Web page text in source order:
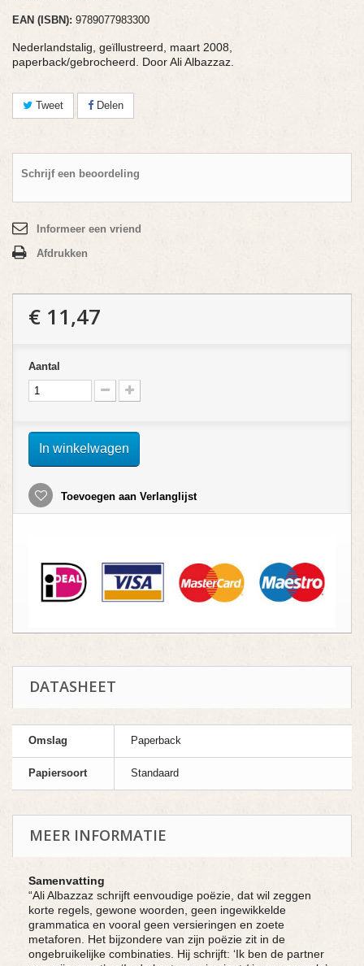
EAN (ISBN): 9789077983300
Nederlandstalig, geïllustreerd, maart 2008,
paperback/gebrocheerd. Door Ali Albazzaz.
Tweet Delen
Schrijf een beoordeling
Informeer een vriend
Afdrukken
€ 11,47
Aantal
In winkelwagen
Toevoegen aan Verlanglijst
DATASHEET
Omslag Paperback
Papiersoort Standaard
MEER INFORMATIE
Samenvatting
“Ali Albazzaz schrijft eenvoudige poëzie, dat wil zeggen
korte regels, gewone woorden, geen ingewikkelde
grammatica en vooral geen versieringen en zoete
metaforen. Het bijzondere van zijn poëzie zit in de
ongebruikelijke combinaties. Hij schrijft: ‘Ik ben de partner